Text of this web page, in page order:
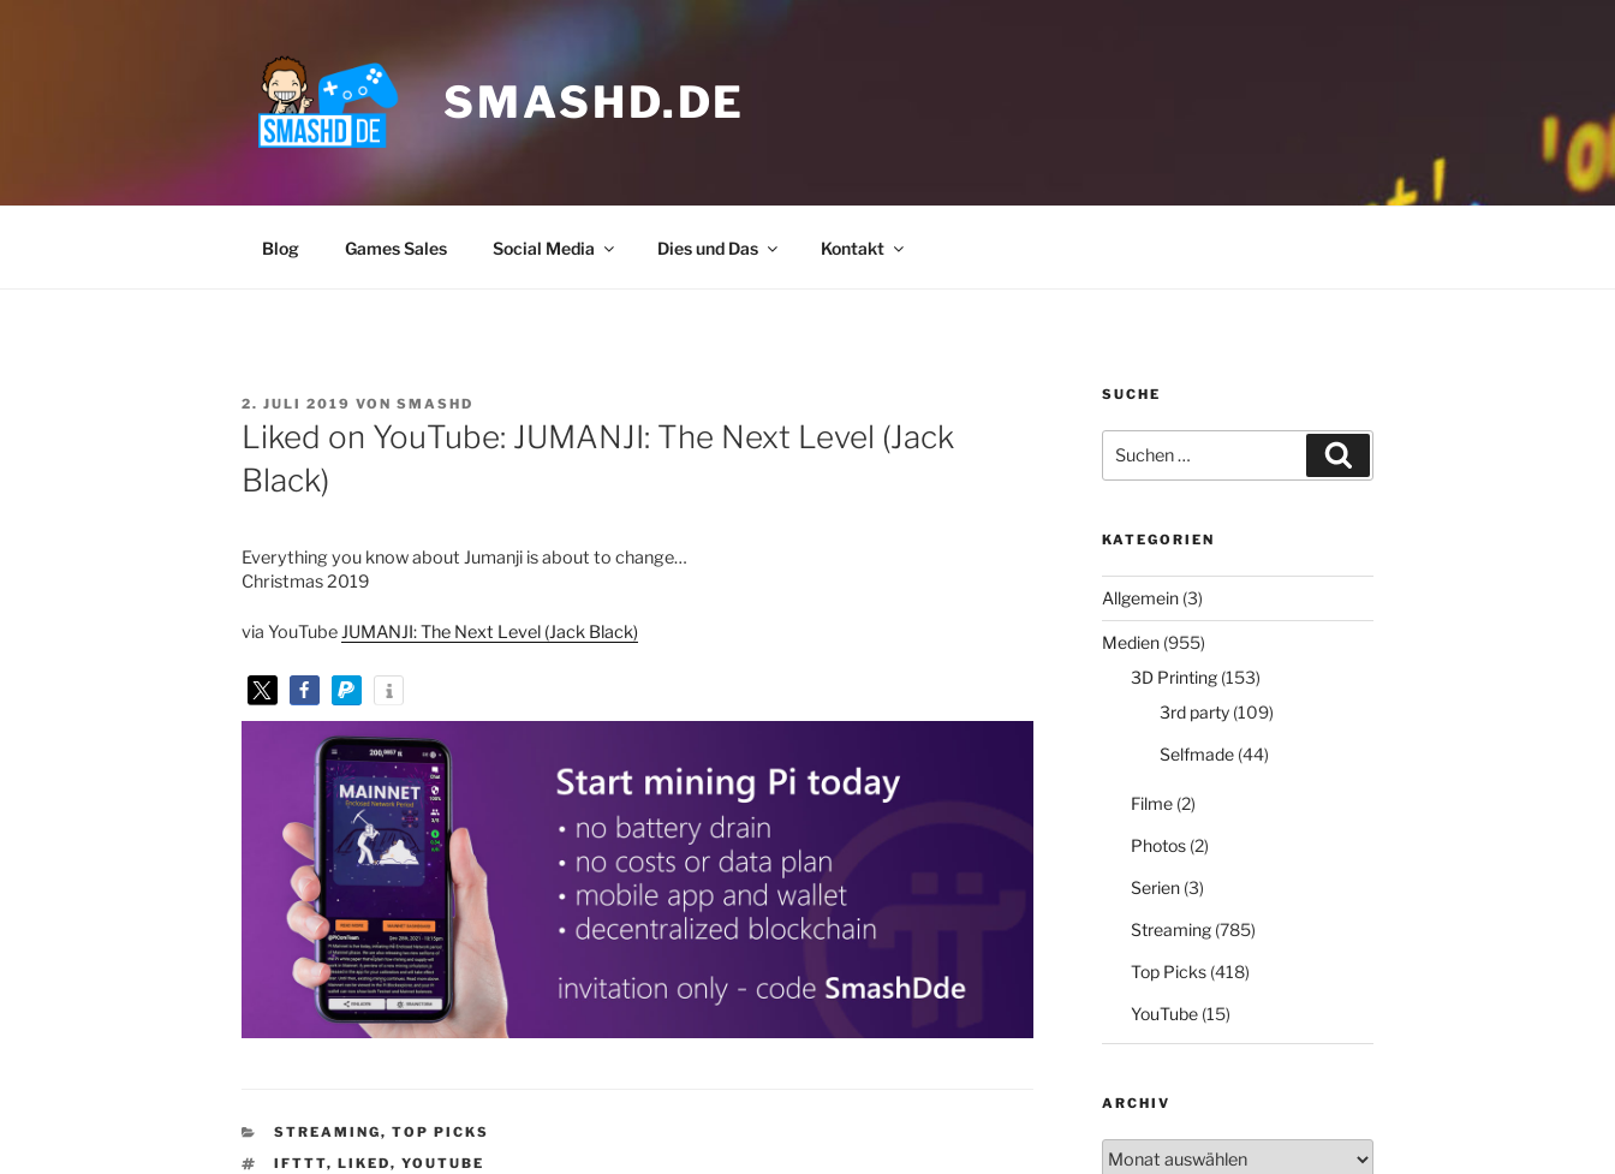
SMASHD.DE
Blog Games Sales Social Media Dies und Das Kontakt
VERÖFFENTLICHT
2. JULI 2019 VON SMASHD
Liked on YouTube: JUMANJI: The Next Level (Jack
Black)
aktivieren
Everything you know about Jumanji is about to change…
Christmas 2019
via YouTubeJUMANJI: The Next Level (Jack Black)
KATEGORIEN
STREAMING,TOP PICKS
SCHLAGWÖRTER
IFTTT,LIKED,YOUTUBE
SUCHE
nach:
KATEGORIEN
Allgemein (3)
Medien (955)
3D Printing (153)
3rd party (109)
Selfmade (44)
Filme (2)
Photos (2)
Serien (3)
Streaming (785)
Top Picks (418)
YouTube (15)
ARCHIV
Archiv